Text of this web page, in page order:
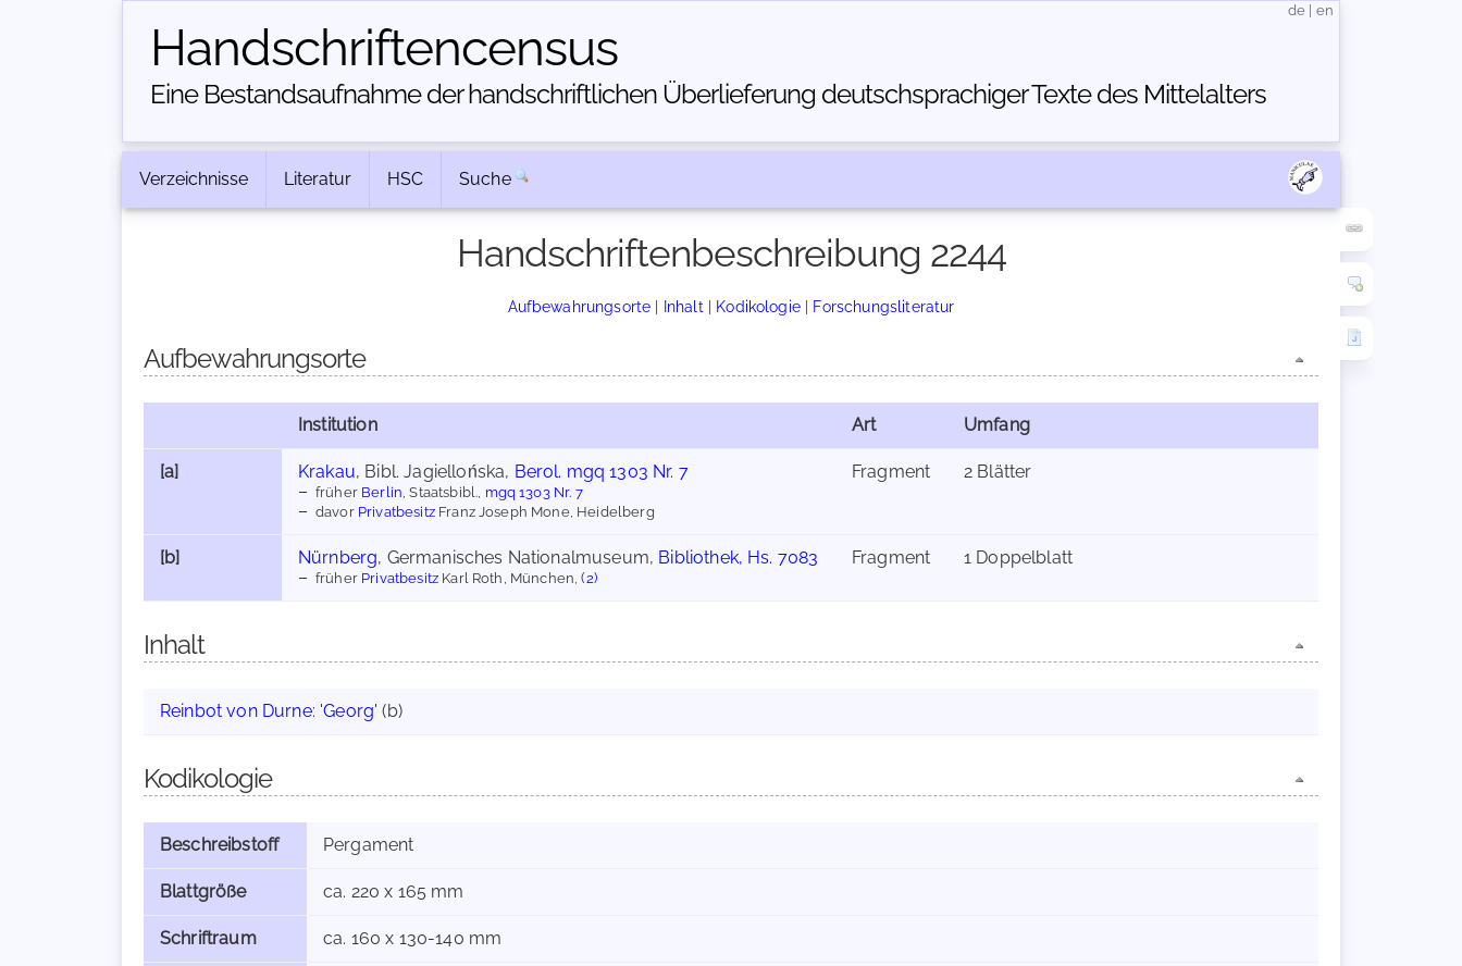
Handschriften­census
Eine Bestandsaufnahme der handschriftlichen Über­lieferung deutschsprachiger Texte des Mittelalters
de en
Verzeichnisse Literatur HSC Suche
Handschriftenbeschreibung 2244
Aufbewahrungsorte | Inhalt | Kodikologie| Forschungsliteratur
Aufbewahrungsorte
Institution Art Umfang
[a] Krakau, Bibl. Jagiellońska, Berol. mgq 1303 Nr. 7
früher Berlin , Staatsbibl., mgq 1303 Nr. 7
davor PrivatbesitzFranz Joseph Mone, Heidelberg
Fragment 2 Blätter
[b] Nürnberg, Germanisches Nationalmuseum, Bibliothek, Hs. 7083
früher Privatbesitz Karl Roth, München,(2)
Fragment 1 Doppelblatt
Inhalt
Reinbot von Durne: 'Georg' (b)
Kodikologie
Beschreibstoff Pergament
Blattgröße ca. 220 x 165 mm
Schriftraum ca. 160 x 130-140 mm